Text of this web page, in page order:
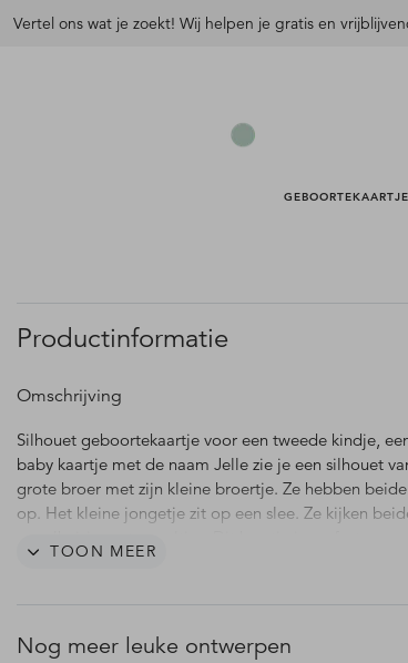
Vertel ons wat je zoekt! Wij helpen je gratis en
Productinformatie
Omschrijving
Silhouet geboortekaartje voor een tweede kindje,
baby kaartje met de naam Jelle zie je een silhouet
grote broer met zijn kleine broertje. Ze hebben
op. Het kleine jongetje zit op een slee. Ze kijken
winter wordt geboren! Pas het kaartje geheel naar
TOON MEER
Nog meer leuke ontwerpen